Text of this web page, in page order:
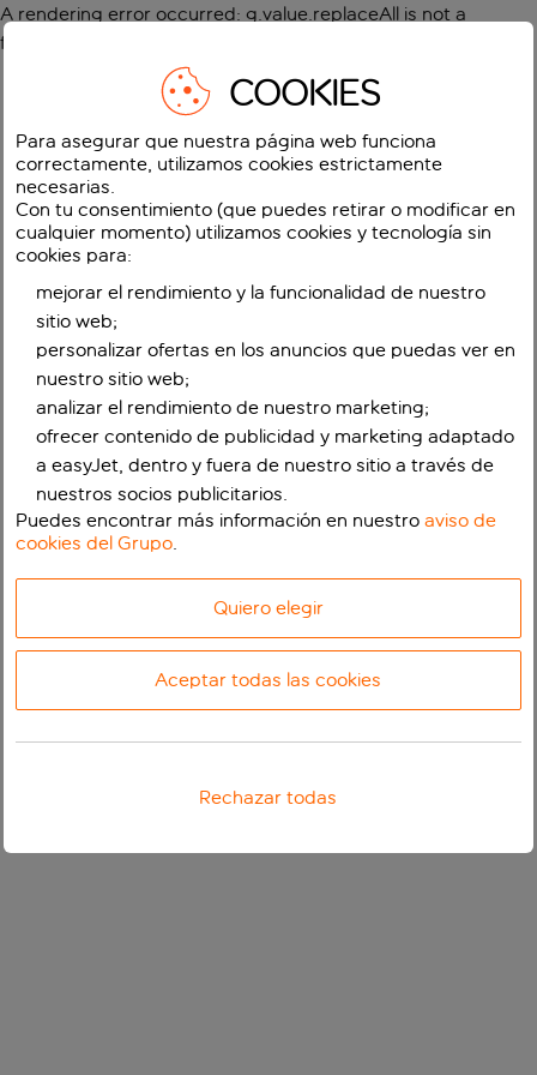
A rendering error occurred: g.value.replaceAll is not a
function
COOKIES
Para asegurar que nuestra página web funciona
correctamente, utilizamos cookies estrictamente
necesarias.
Con tu consentimiento (que puedes retirar o modificar en
cualquier momento) utilizamos cookies y tecnología sin
cookies para:
mejorar el rendimiento y la funcionalidad de nuestro
sitio web;
personalizar ofertas en los anuncios que puedas ver en
nuestro sitio web;
analizar el rendimiento de nuestro marketing;
ofrecer contenido de publicidad y marketing adaptado
a easyJet, dentro y fuera de nuestro sitio a través de
nuestros socios publicitarios.
Puedes encontrar más información en nuestroaviso de
cookies del Grupo.
Quiero elegir
Aceptar todas las cookies
Rechazar todas